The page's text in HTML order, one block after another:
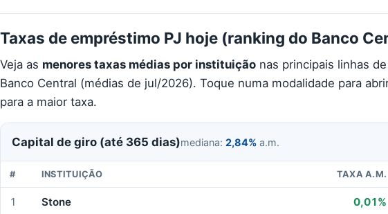
Taxas de empréstimo PJ hoje (ranking do Banco
Veja as menores taxas médias por instituição nas principais linhas
Banco Central (médias de jul/2026). Toque numa modalidade para
para a maior taxa.
Capital de giro (até 365 dias)mediana: 2,84% a.m.
# INSTITUIÇÃO TAXA A.M.
1 Stone 0,01%